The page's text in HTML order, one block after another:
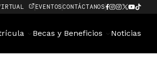
EVENTOSCONTÁCTANOS
Becas y Beneficios Noticias